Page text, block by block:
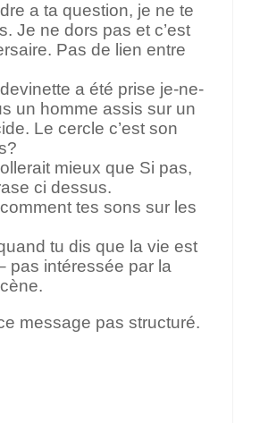
a ta question, je ne te
Je ne dors pas et c’est
Pas de lien entre
a été prise je-ne-
un homme assis sur un
Le cercle c’est son
mieux que Si pas,
ci dessus.
tes sons sur les
tu dis que la vie est
pas intéressée par la
message pas structuré.